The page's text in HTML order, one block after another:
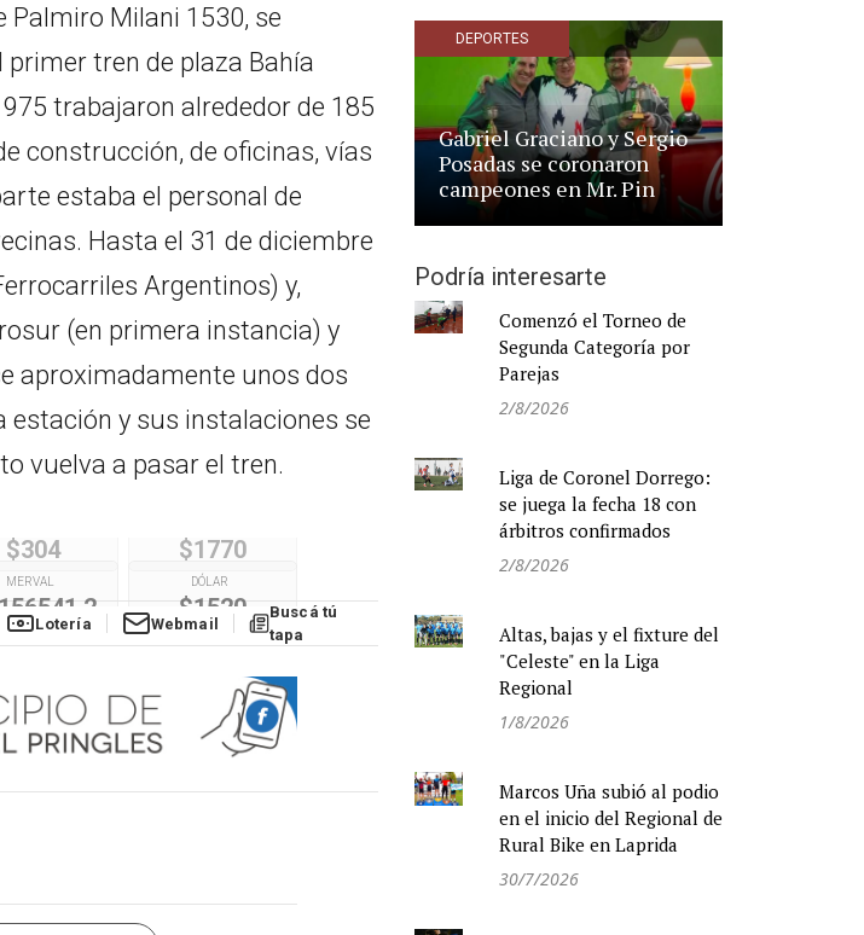
Palmiro Milani 1530, se
primer tren de plaza Bahía
trabajaron alrededor de 185
construcción, de oficinas, vías
estaba el personal de
Hasta el 31 de diciembre
Argentinos) y,
(en primera instancia) y
aproximadamente unos dos
estación y sus instalaciones se
vuelva a pasar el tren.
DEPORTES
Gabriel Graciano y Sergio
Posadas se coronaron
campeones en Mr. Pin
Podría interesarte
Comenzó el Torneo de
Segunda Categoría por
Parejas
2/8/2026
Liga de Coronel Dorrego:
se juega la fecha 18 con
árbitros confirmados
2/8/2026
Altas, bajas y el fixture del
"Celeste" en la Liga
Regional
1/8/2026
Marcos Uña subió al podio
en el inicio del Regional de
Rural Bike en Laprida
30/7/2026